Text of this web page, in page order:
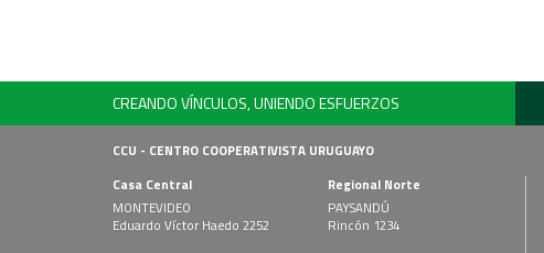
CREANDO VÍNCULOS, UNIENDO ESFUERZOS
CCU - CENTRO COOPERATIVISTA URUGUAYO
Casa Central
MONTEVIDEO
Eduardo Víctor Haedo 2252
Regional Norte
PAYSANDÚ
Rincón 1234